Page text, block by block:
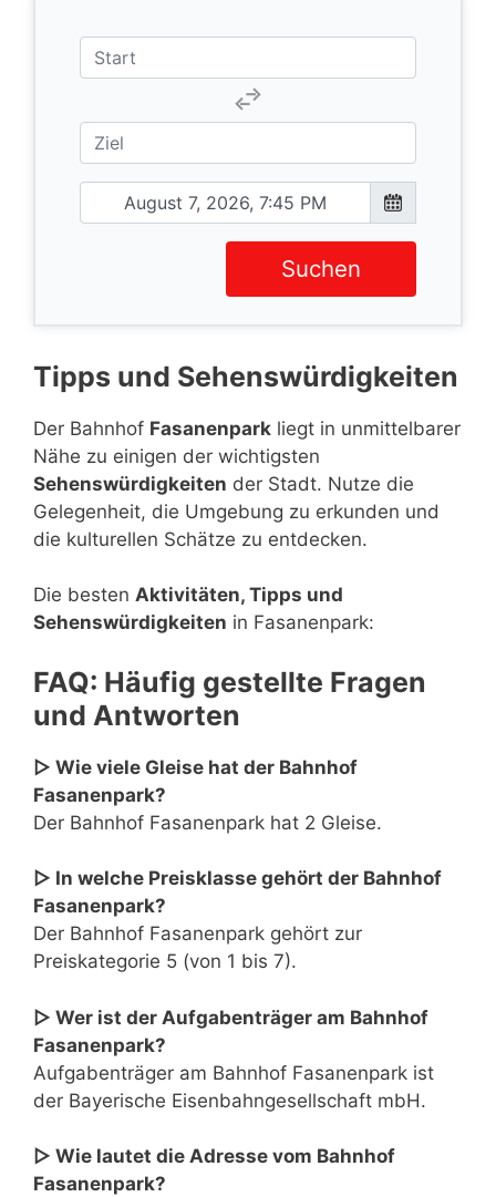
Suchen
Tipps und Sehenswürdigkeiten
Der Bahnhof Fasanenpark liegt in unmittelbarer
Nähe zu einigen der wichtigsten
Sehenswürdigkeiten der Stadt. Nutze die
Gelegenheit, die Umgebung zu erkunden und
die kulturellen Schätze zu entdecken.
Die besten Aktivitäten, Tipps und
Sehenswürdigkeiten in Fasanenpark:
FAQ: Häufig gestellte Fragen
und Antworten
▷ Wie viele Gleise hat der Bahnhof
Fasanenpark?
Der Bahnhof Fasanenpark hat 2 Gleise.
▷ In welche Preisklasse gehört der Bahnhof
Fasanenpark?
Der Bahnhof Fasanenpark gehört zur
Preiskategorie 5 (von 1 bis 7).
▷ Wer ist der Aufgabenträger am Bahnhof
Fasanenpark?
Aufgabenträger am Bahnhof Fasanenpark ist
der Bayerische Eisenbahngesellschaft mbH.
▷ Wie lautet die Adresse vom Bahnhof
Fasanenpark?